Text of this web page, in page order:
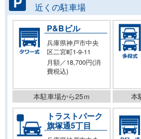
近くの駐車場
P&Bビル
兵庫県神戸市中央
区二宮町1-9-11
月額／18,700円(消
費税込)
本駐車場から25ｍ 本
トラストパーク
旗塚通5丁目